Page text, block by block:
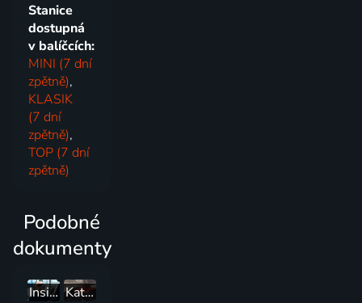
Stanice
dostupná
v balíčcích:
MINI (7 dní
zpětně),
KLASIK
(7 dní
zpětně),
TOP (7 dní
zpětně)
Podobné
dokumenty
Inside the Factory
Katastrofy v přímém přenosu